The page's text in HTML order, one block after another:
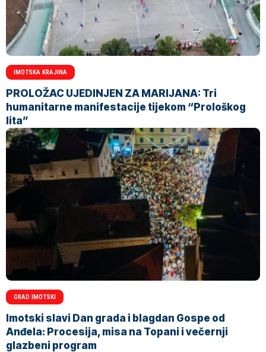
IMOTSKA KRAJINA
PROLOŽAC UJEDINJEN ZA MARIJANA: Tri
humanitarne manifestacije tijekom “Prološkog
lita”
GRAD IMOTSKI
Imotski slavi Dan grada i blagdan Gospe od
Anđela: Procesija, misa na Topani i večernji
glazbeni program